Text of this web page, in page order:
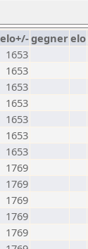
elo+/-gegnerelo
1653
1653
1653
1653
1653
1653
1653
1769
1769
1769
1769
1769